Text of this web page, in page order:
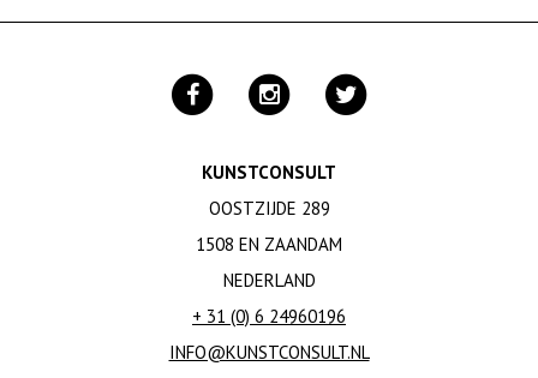
KUNSTCONSULT
OOSTZIJDE 289
1508 EN ZAANDAM
NEDERLAND
+ 31 (0) 6 24960196
INFO@KUNSTCONSULT.NL